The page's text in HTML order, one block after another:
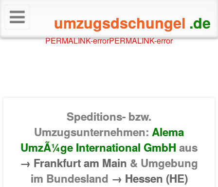
umzugsdschungel .de
PERMALINK-errorPERMALINK-error
Speditions- bzw.
Umzugsunternehmen: Alema
UmzÃ¼ge International GmbH aus
→ Frankfurt am Main & Umgebung
im Bundesland → Hessen (HE)